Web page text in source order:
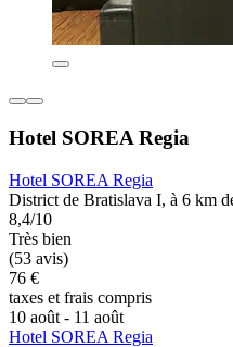
Hotel SOREA Regia
Hotel SOREA Regia
District de Bratislava I, à 6 km
8,4/10
Très bien
(53 avis)
76 €
taxes et frais compris
10 août - 11 août
Hotel SOREA Regia